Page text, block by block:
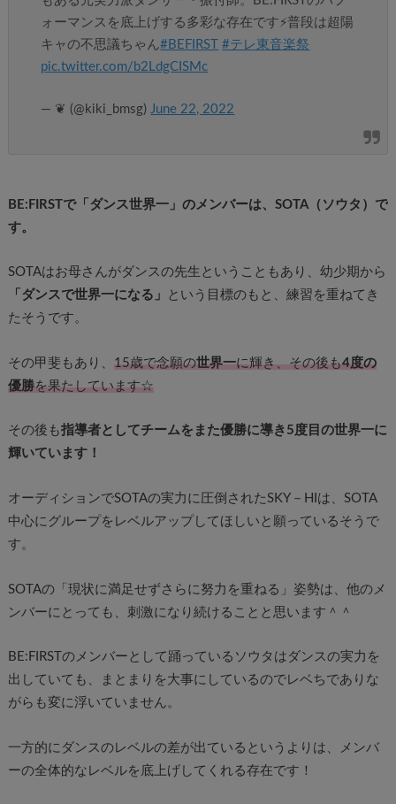
ォーマンスを底上げする多彩な存在です⚡️普段は超陽
キャの不思議ちゃん#BEFIRST #テレ東音楽祭
pic.twitter.com/b2LdgCISMc
— ❦ (@kiki_bmsg)June 22, 2022
BE:FIRSTで「ダンス世界一」のメンバーは、SOTA（ソウタ）で
す。
SOTAはお母さんがダンスの先生ということもあり、幼少期から
「ダンスで世界一になる」
という目標のもと、練習を重ねてき
たそうです。
その甲斐もあり、 15歳で念願の世界一に輝き、その後も4度の
優勝を果たしています☆
その後も指導者としてチームをまた優勝に導き5度目の世界一に
輝いています！
オーディションでSOTAの実力に圧倒されたSKY－HIは、SOTA
中心にグループをレベルアップしてほしいと願っているそうで
す。
SOTAの「現状に満足せずさらに努力を重ねる」姿勢は、他のメ
ンバーにとっても、刺激になり続けることと思います＾＾
BE:FIRSTのメンバーとして踊っているソウタはダンスの実力を
出していても、まとまりを大事にしているのでレベちでありな
がらも変に浮いていません。
一方的にダンスのレベルの差が出ているというよりは、メンバ
ーの全体的なレベルを底上げしてくれる存在です！